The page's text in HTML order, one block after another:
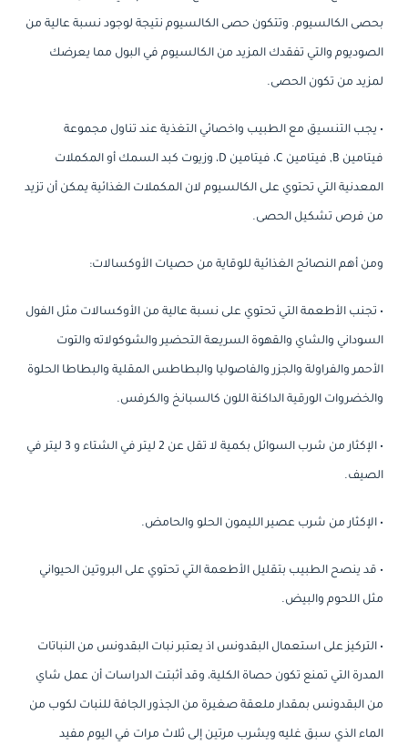
بحصى الكالسيوم. وتتكون حصى الكالسيوم نتيجة لوجود نسبة عالية من
الصوديوم والتي تفقدك المزيد من الكالسيوم في البول مما يعرضك
لمزيد من تكون الحصى.
• يجب التنسيق مع الطبيب واخصائي التغذية عند تناول مجموعة
فيتامين B, فيتامين C، فيتامين D، وزيوت كبد السمك أو المكملات
المعدنية التي تحتوي على الكالسيوم لان المكملات الغذائية يمكن أن تزيد
من فرص تشكيل الحصى.
ومن أهم النصائح الغذائية للوقاية من حصيات الأوكسالات:
• تجنب الأطعمة التي تحتوي على نسبة عالية من الأوكسالات مثل الفول
السوداني والشاي والقهوة السريعة التحضير والشوكولاته والتوت
الأحمر والفراولة والجزر والفاصوليا والبطاطس المقلية والبطاطا الحلوة
والخضروات الورقية الداكنة اللون كالسبانخ والكرفس.
• الإكثار من شرب السوائل بكمية لا تقل عن 2 ليتر في الشتاء و 3 ليتر في
الصيف.
• الإكثار من شرب عصير الليمون الحلو والحامض.
• قد ينصح الطبيب بتقليل الأطعمة التي تحتوي على البروتين الحيواني
مثل اللحوم والبيض.
• التركيز على استعمال البقدونس اذ يعتبر نبات البقدونس من النباتات
المدرة التي تمنع تكون حصاة الكلية، وقد أثبتت الدراسات أن عمل شاي
من البقدونس بمقدار ملعقة صغيرة من الجذور الجافة للنبات لكوب من
الماء الذي سبق غليه ويشرب مرتين إلى ثلاث مرات في اليوم مفيد